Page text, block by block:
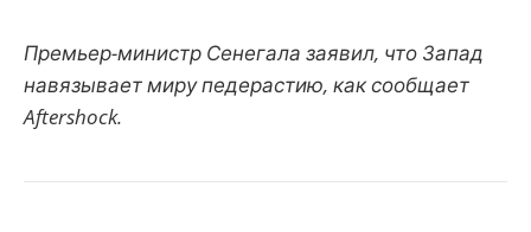
Премьер-министр Сенегала заявил, что Запад
навязывает миру педерастию, как сообщает
Aftershock.